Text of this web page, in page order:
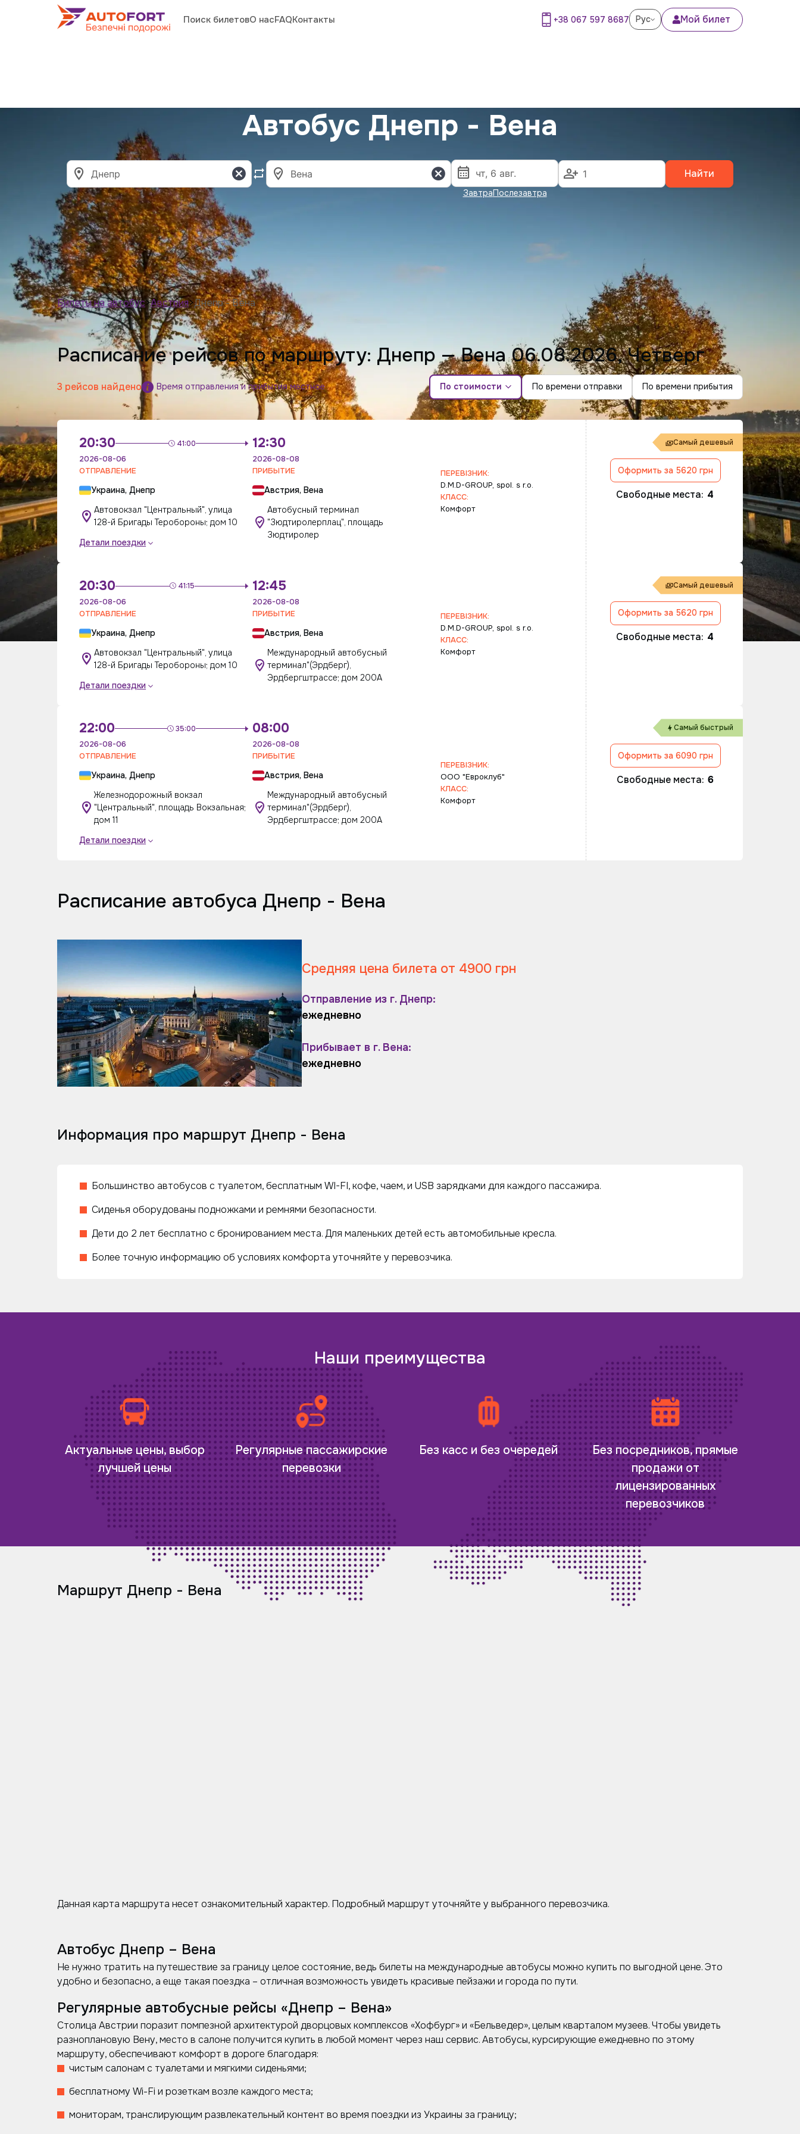
Поиск билетовО насFAQКонтакты +38 067 597 8687 Рус Мой билет
Автобус Днепр - Вена
ЗавтраПослезавтра
Найти
Билеты на автобус>Австрия>Днепр - Вена
Расписание рейсов по маршруту: Днепр — Вена06.08.2026, Четверг
3 рейсов найдено Время отправления и прибытия местное По стоимости По времени отправки По времени прибытия
20:30 41:00
2026-08-06
ОТПРАВЛЕНИЕ
Украина, Днепр
Автовокзал "Центральный", улица
128-й Бригады Теробороны; дом 10
Детали поездки
12:30
2026-08-08
ПРИБЫТИЕ
Австрия, Вена
Автобусный терминал
"Зюдтиролерплац", площадь
Зюдтиролер
ПЕРЕВІЗНИК:
D.M.D-GROUP, spol. s r.o.
КЛАСС:
Комфорт
Самый дешевый
Оформить за 5620 грн
Свободные места: 4
20:30 41:15
2026-08-06
ОТПРАВЛЕНИЕ
Украина, Днепр
Автовокзал "Центральный", улица
128-й Бригады Теробороны; дом 10
Детали поездки
12:45
2026-08-08
ПРИБЫТИЕ
Австрия, Вена
Международный автобусный
терминал"(Эрдберг),
Эрдбергштрассе; дом 200А
ПЕРЕВІЗНИК:
D.M.D-GROUP, spol. s r.o.
КЛАСС:
Комфорт
Самый дешевый
Оформить за 5620 грн
Свободные места: 4
22:00 35:00
2026-08-06
ОТПРАВЛЕНИЕ
Украина, Днепр
Железнодорожный вокзал
"Центральный", площадь Вокзальная;
дом 11
Детали поездки
08:00
2026-08-08
ПРИБЫТИЕ
Австрия, Вена
Международный автобусный
терминал"(Эрдберг),
Эрдбергштрассе; дом 200А
ПЕРЕВІЗНИК:
ООО "Евроклуб"
КЛАСС:
Комфорт
Самый быстрый
Оформить за 6090 грн
Свободные места: 6
Расписание автобуса Днепр - Вена
Средняя цена билета от 4900 грн
Отправление из г. Днепр:
ежедневно
Прибывает в г. Вена:
ежедневно
Информация про маршрут Днепр - Вена
Большинство автобусов с туалетом, бесплатным WI-FI, кофе, чаем, и USB зарядками для каждого пассажира.
Сиденья оборудованы подножками и ремнями безопасности.
Дети до 2 лет бесплатно с бронированием места. Для маленьких детей есть автомобильные кресла.
Более точную информацию об условиях комфорта уточняйте у перевозчика.
Наши преимущества
Актуальные цены, выбор
лучшей цены
Регулярные пассажирские
перевозки
Без касс и без очередей
Без посредников, прямые
продажи от
лицензированных
перевозчиков
Маршрут Днепр - Вена
Данная карта маршрута несет ознакомительный характер. Подробный маршрут уточняйте у выбранного перевозчика.
Автобус Днепр – Вена
Не нужно тратить на путешествие за границу целое состояние, ведь билеты на международные автобусы можно купить по выгодной цене. Это
удобно и безопасно, а еще такая поездка – отличная возможность увидеть красивые пейзажи и города по пути.
Регулярные автобусные рейсы «Днепр – Вена»
Столица Австрии поразит помпезной архитектурой дворцовых комплексов «Хофбург» и «Бельведер», целым кварталом музеев. Чтобы увидеть
разноплановую Вену, место в салоне получится купить в любой момент через наш сервис. Автобусы, курсирующие ежедневно по этому
маршруту, обеспечивают комфорт в дороге благодаря:
чистым салонам с туалетами и мягкими сиденьями;
бесплатному Wi-Fi и розеткам возле каждого места;
мониторам, транслирующим развлекательный контент во время поездки из Украины за границу;